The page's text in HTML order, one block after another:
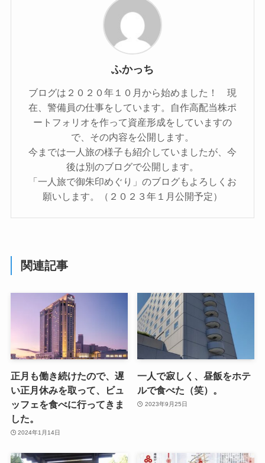
ふかっち
ブログは２０２０年１０月から始めました！ 現
在、警備員の仕事をしています。自作高配当株ポ
ートフォリオを作って資産形成をしていますの
で、その内容を公開します。
今までは一人旅の様子も紹介していましたが、今
後は別のブログで公開します。
「一人旅で御朱印めぐり」のブログもよろしくお
願いします。（２０２３年１月公開予定）
関連記事
正月も働き続けたので、遅
い正月休みを取って、ビュ
ッフェを食べに行ってきま
した。
2024年1月14日
一人で寂しく、昼飯をホテ
ルで食べた（笑）。
2023年9月25日